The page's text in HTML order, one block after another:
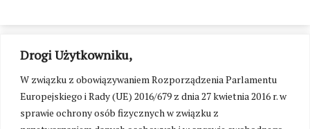
Drogi Użytkowniku,
W związku z obowiązywaniem Rozporządzenia Parlamentu
Europejskiego i Rady (UE) 2016/679 z dnia 27 kwietnia 2016 r. w
sprawie ochrony osób fizycznych w związku z